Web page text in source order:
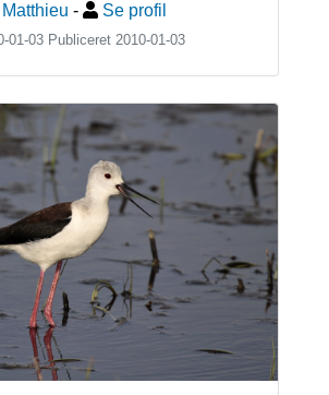
- Se profil
01-03 Publiceret 2010-01-03